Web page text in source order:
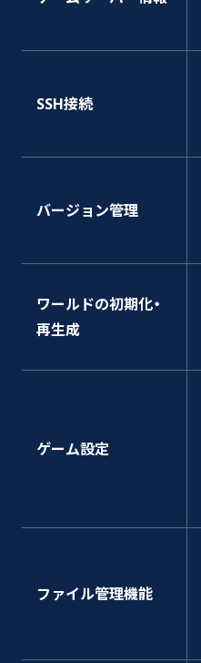
SSH接続
バージョン管理
ワールドの初期化・
再生成
ゲーム設定
ファイル管理機能